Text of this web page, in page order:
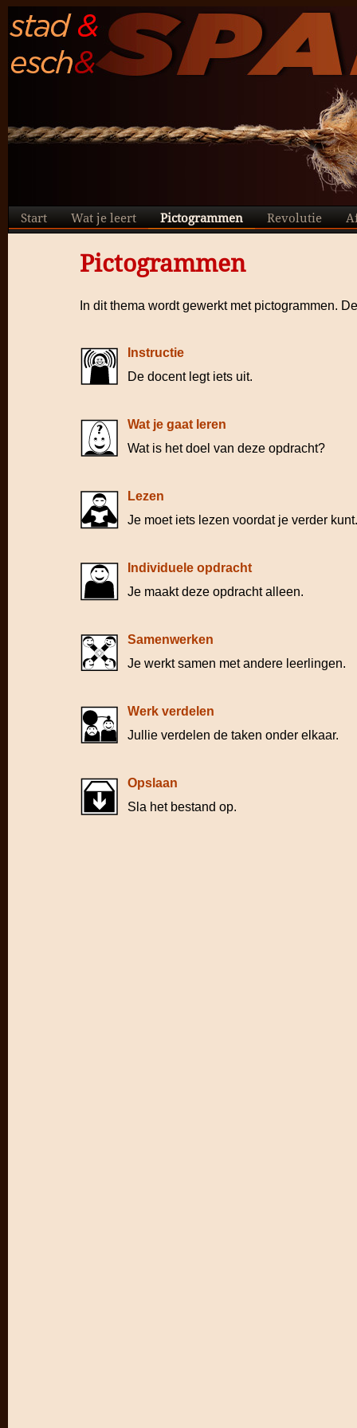
Start Wat je leert Pictogrammen Revolutie
Pictogrammen
In dit thema wordt gewerkt met pictogrammen.
Instructie
De docent legt iets uit.
Wat je gaat leren
Wat is het doel van deze opdracht?
Lezen
Je moet iets lezen voordat je verder kunt.
Individuele opdracht
Je maakt deze opdracht alleen.
Samenwerken
Je werkt samen met andere leerlingen.
Werk verdelen
Jullie verdelen de taken onder elkaar.
Opslaan
Sla het bestand op.